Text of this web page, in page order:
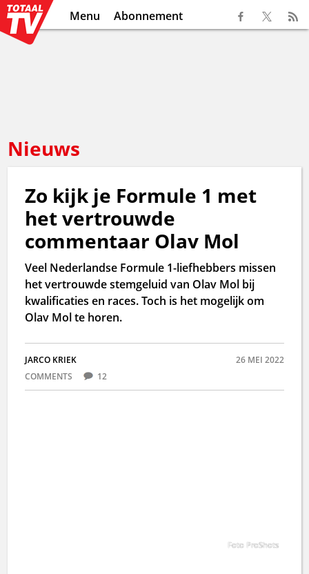
Menu Abonnement
Nieuws
Zo kijk je Formule 1 met
het vertrouwde
commentaar Olav Mol
Veel Nederlandse Formule 1-liefhebbers missen
het vertrouwde stemgeluid van Olav Mol bij
kwalificaties en races. Toch is het mogelijk om
Olav Mol te horen.
JARCO KRIEK
26 MEI 2022
COMMENTS
12
Foto ProShots